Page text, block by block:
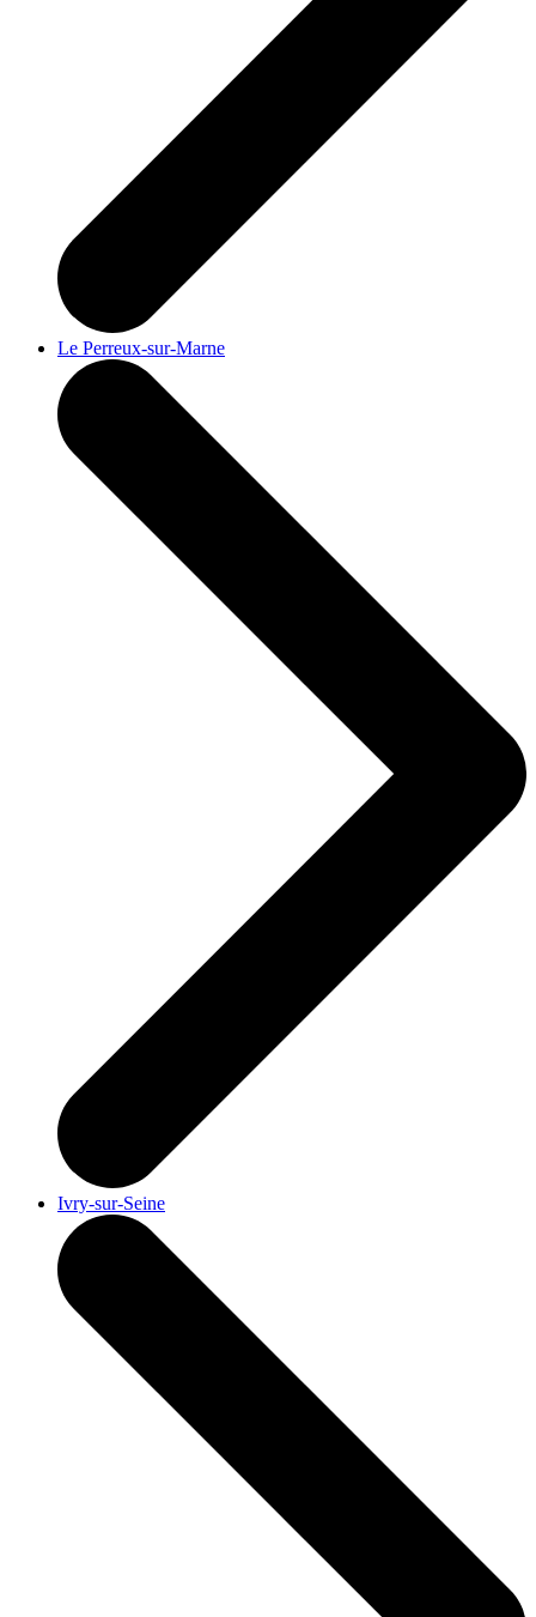
Le Perreux-sur-Marne
Ivry-sur-Seine